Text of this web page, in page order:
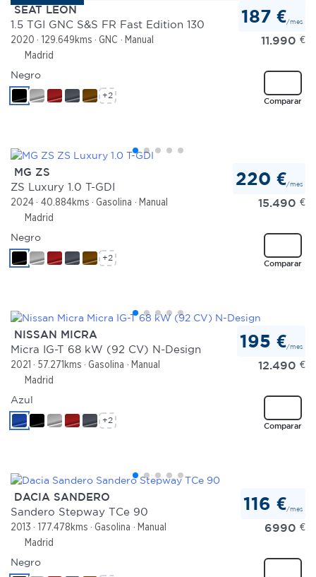
SEAT LEON
1.5 TGI GNC S&S FR Fast Edition 130
2020 129.649kms GNC
Manual
Madrid
187 €/mes
11.990 €
Comparar
Negro
+2
MG ZS
ZS Luxury 1.0 T-GDI
2024 40.884kms Gasolina
Manual
Madrid
220 €/mes
15.490 €
Comparar
Negro
+2
NISSAN MICRA
Micra IG-T 68 kW (92 CV) N-Design
2021 57.271kms Gasolina
Manual
Madrid
195 €/mes
12.490 €
Comparar
Azul
+2
DACIA SANDERO
Sandero Stepway TCe 90
2013 177.478kms Gasolina
Manual
Madrid
116 €/mes
6990 €
Negro